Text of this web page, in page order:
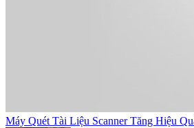
Máy Quét Tài Liệu Scanner Tăng Hiệu